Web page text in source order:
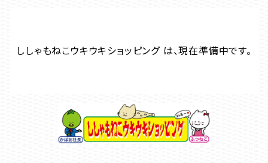
ししゃもねこウキウキショッピング は、現在準備中です。